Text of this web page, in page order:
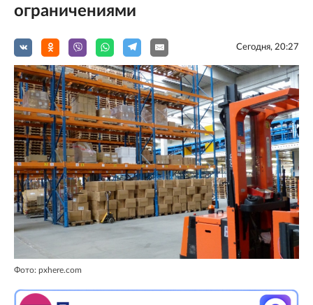
ограничениями
Сегодня, 20:27
Фото: pxhere.com